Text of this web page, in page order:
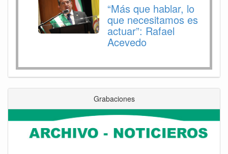
“Más que hablar, lo
que necesitamos es
actuar”: Rafael
Acevedo
Grabaciones